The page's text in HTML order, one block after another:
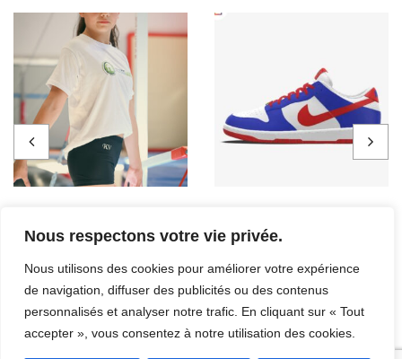
Nous respectons votre vie privée.
Nous utilisons des cookies pour améliorer votre expérience
de navigation, diffuser des publicités ou des contenus
personnalisés et analyser notre trafic. En cliquant sur « Tout
accepter », vous consentez à notre utilisation des cookies.
SHORT DE GYMNASTIQUE LRB – SNEAKERS FEMME